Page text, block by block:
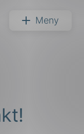
Meny